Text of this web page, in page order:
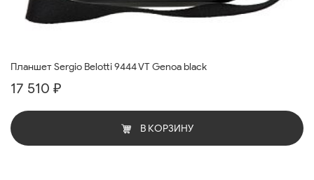
Планшет Sergio Belotti 9444 VT Genoa black
17 510 ₽
В КОРЗИНУ